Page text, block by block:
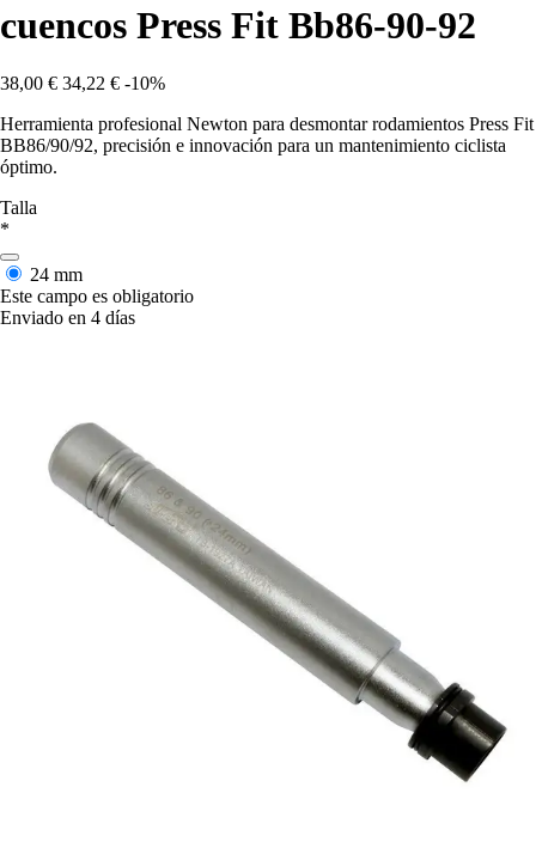
cuencos Press Fit Bb86-90-92
38,00 € 34,22 € -10%
Herramienta profesional Newton para desmontar rodamientos Press Fit
BB86/90/92, precisión e innovación para un mantenimiento ciclista
óptimo.
Talla
*
24 mm
Este campo es obligatorio
Enviado en 4 días